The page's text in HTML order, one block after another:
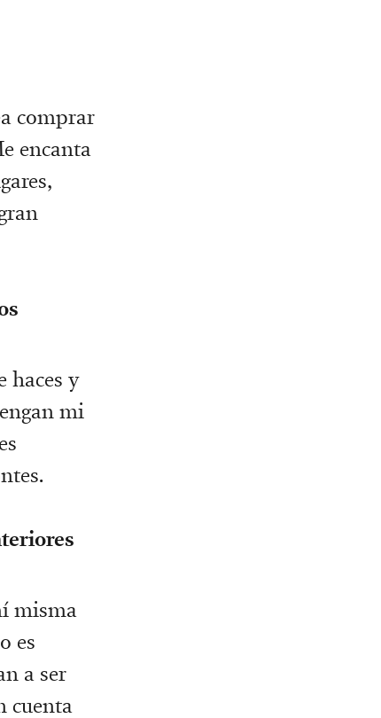
comprar
encanta
haces y
mi
misma
es
a ser
cuenta